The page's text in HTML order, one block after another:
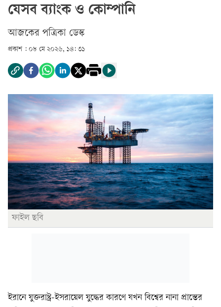
যেসব ব্যাংক ও কোম্পানি
আজকের পত্রিকা ডেস্ক­
প্রকাশ : ০৮ মে ২০২৬, ১৪: ৩১
ফাইল ছবি
ইরানে যুক্তরাষ্ট্র-ইসরায়েল যুদ্ধের কারণে যখন বিশ্বের নানা প্রান্তের